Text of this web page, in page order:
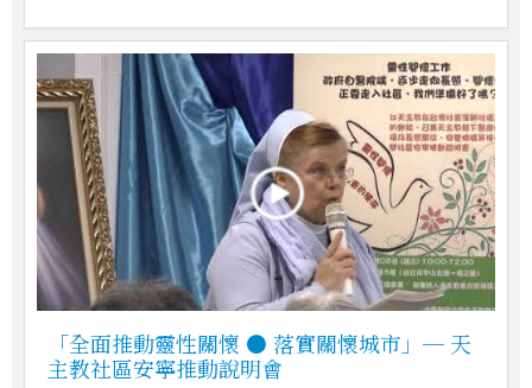
「全面推動靈性關懷 ● 落實關懷城市」─ 天
主教社區安寧推動說明會